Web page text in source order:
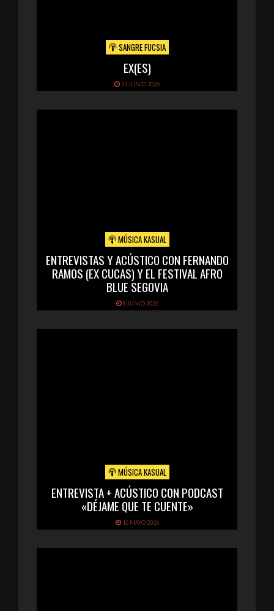
SANGRE FUCSIA
EX(ES)
11 JUNIO 2026
MÚSICA KASUAL
ENTREVISTAS Y ACÚSTICO CON FERNANDO
RAMOS (EX CUCAS) Y EL FESTIVAL AFRO
BLUE SEGOVIA
8 JUNIO 2026
MÚSICA KASUAL
ENTREVISTA + ACÚSTICO CON PODCAST
«DÉJAME QUE TE CUENTE»
16 MAYO 2026